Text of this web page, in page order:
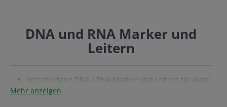
DNA und RNA Marker und
Leitern
Verschiedene DNA / RNA Marker und Leitern für klare
und präzise Bandenmuster
Mehr anzeigen